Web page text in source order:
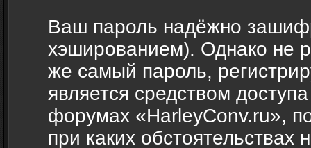
Ваш пароль надёжно
хэшированием). Однако не
же самый пароль,
является средством
форумах «HarleyConv.ru»,
при каких обстоятельствах